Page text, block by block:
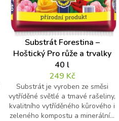
Substrát Forestina –
Hoštický Pro růže a trvalky
40 l
249 Kč
Substrát je vyroben ze směsi
vytříděné světlé a tmavé rašeliny,
kvalitního vytříděného kůrového i
zeleného kompostu a minerální...